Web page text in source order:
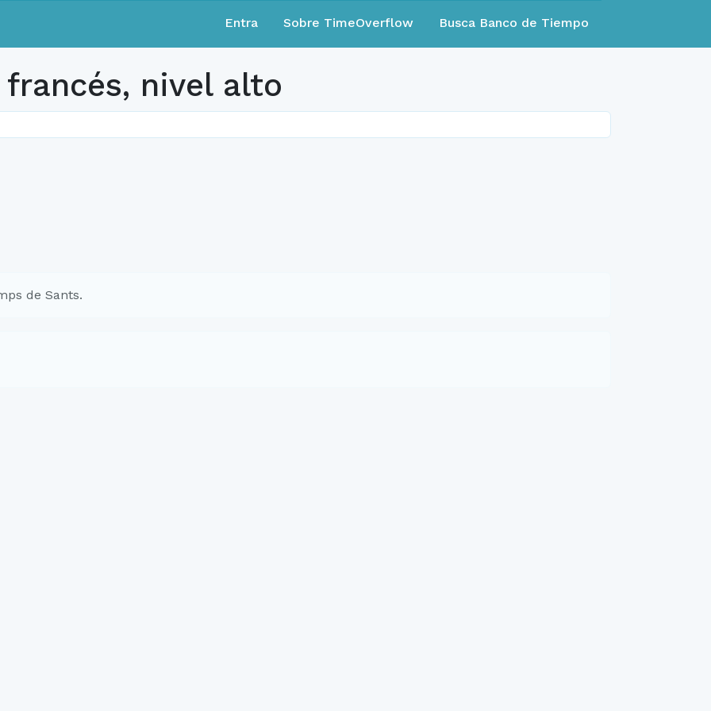
Entra Sobre TimeOverflow Busca Banco de Tiempo
francés, nivel alto
de Sants.